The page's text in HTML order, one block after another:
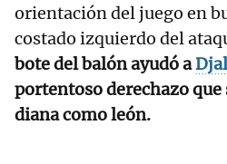
orientación del juego en
costado izquierdo del
bote del balón ayudó a
portentoso derechazo
diana como león.